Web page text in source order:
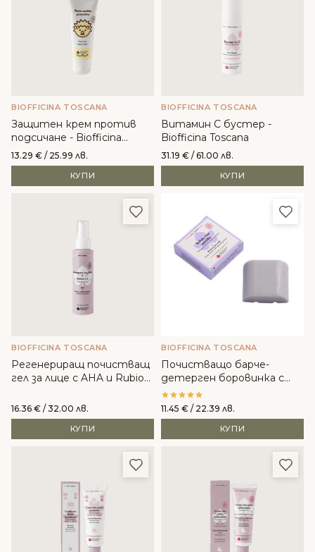
BIOFFICINA TOSCANA
Защитен крем против
подсичане - Biofficina
Toscana
13.29 € / 25.99 лв.
КУПИ
BIOFFICINA TOSCANA
Витамин C бустер -
Biofficina Toscana
31.19 € / 61.00 лв.
КУПИ
Добави в любими
BIOFFICINA TOSCANA
Регенериращ почистващ
гел за лице с AHA и Rubiox
16.36 € / 32.00 лв.
КУПИ
BIOFFICINA TOSCANA
Почистващо барче-
детерген боровинка с
възстановяващо
действие - Biofficina
Toscana
11.45 € / 22.39 лв.
КУПИ
Добави в любими